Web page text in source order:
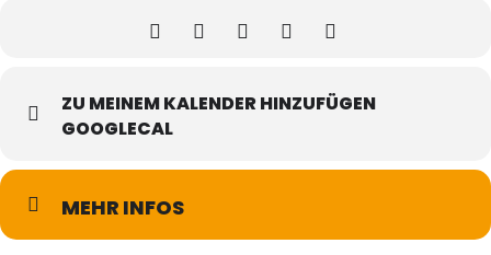
ZU MEINEM KALENDER HINZUFÜGEN
GOOGLECAL
MEHR INFOS